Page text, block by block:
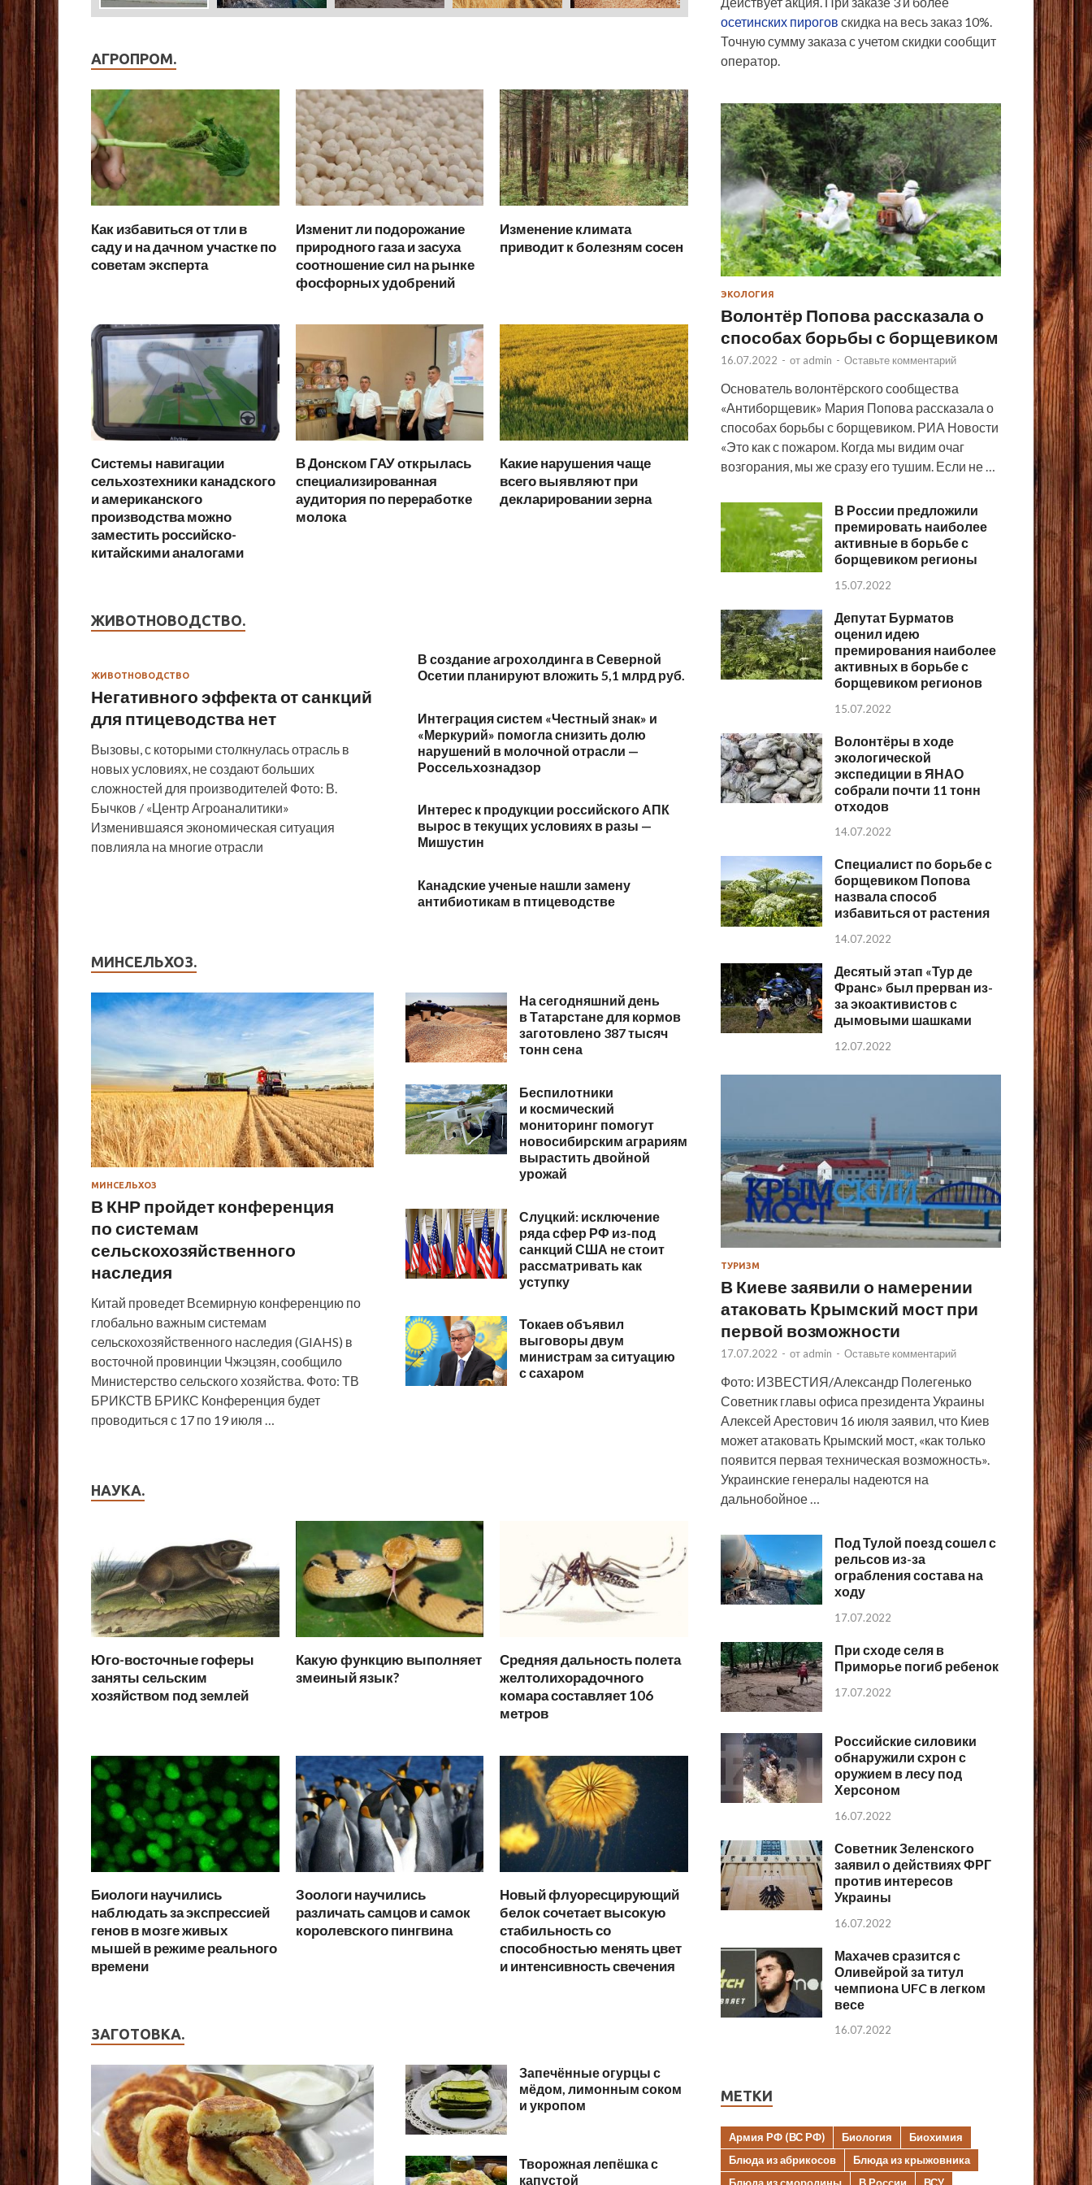
АГРОПРОМ.
Как избавиться от тли в
саду и на дачном участке по
советам эксперта
Изменит ли подорожание
природного газа и засуха
соотношение сил на рынке
фосфорных удобрений
Изменение климата
приводит к болезням сосен
Системы навигации
сельхозтехники канадского
и американского
производства можно
заместить российско-
китайскими аналогами
В Донском ГАУ открылась
специализированная
аудитория по переработке
молока
Какие нарушения чаще
всего выявляют при
декларировании зерна
ЖИВОТНОВОДСТВО.
ЖИВОТНОВОДСТВО
Негативного эффекта от санкций
для птицеводства нет
Вызовы, с которыми столкнулась отрасль в
новых условиях, не создают больших
сложностей для производителей Фото: В.
Бычков / «Центр Агроаналитики»
Изменившаяся экономическая ситуация
повлияла на многие отрасли
В создание агрохолдинга в Северной
Осетии планируют вложить 5,1 млрд руб.
Интеграция систем «Честный знак» и
«Меркурий» помогла снизить долю
нарушений в молочной отрасли —
Россельхознадзор
Интерес к продукции российского АПК
вырос в текущих условиях в разы —
Мишустин
Канадские ученые нашли замену
антибиотикам в птицеводстве
МИНСЕЛЬХОЗ.
МИНСЕЛЬХОЗ
В КНР пройдет конференция
по системам
сельскохозяйственного
наследия
Китай проведет Всемирную конференцию по
глобально важным системам
сельскохозяйственного наследия (GIAHS) в
восточной провинции Чжэцзян, сообщило
Министерство сельского хозяйства. Фото: ТВ
БРИКСТВ БРИКС Конференция будет
проводиться с 17 по 19 июля …
На сегодняшний день
в Татарстане для кормов
заготовлено 387 тысяч
тонн сена
Беспилотники
и космический
мониторинг помогут
новосибирским аграриям
вырастить двойной
урожай
Слуцкий: исключение
ряда сфер РФ из-под
санкций США не стоит
рассматривать как
уступку
Токаев объявил
выговоры двум
министрам за ситуацию
с сахаром
НАУКА.
Юго-восточные гоферы
заняты сельским
хозяйством под землей
Какую функцию выполняет
змеиный язык?
Средняя дальность полета
желтолихорадочного
комара составляет 106
метров
Биологи научились
наблюдать за экспрессией
генов в мозге живых
мышей в режиме реального
времени
Зоологи научились
различать самцов и самок
королевского пингвина
Новый флуоресцирующий
белок сочетает высокую
стабильность со
способностью менять цвет
и интенсивность свечения
ЗАГОТОВКА.
Запечённые огурцы с
мёдом, лимонным соком
и укропом
Творожная лепёшка с
капустой
осетинских пирогов скидка на весь заказ 10%.
Точную сумму заказа с учетом скидки сообщит
оператор.
ЭКОЛОГИЯ
Волонтёр Попова рассказала о
способах борьбы с борщевиком
16.07.2022 - от admin - Оставьте комментарий
Основатель волонтёрского сообщества
«Антиборщевик» Мария Попова рассказала о
способах борьбы с борщевиком. РИА Новости
«Это как с пожаром. Когда мы видим очаг
возгорания, мы же сразу его тушим. Если не …
В России предложили
премировать наиболее
активные в борьбе с
борщевиком регионы
15.07.2022
Депутат Бурматов
оценил идею
премирования наиболее
активных в борьбе с
борщевиком регионов
15.07.2022
Волонтёры в ходе
экологической
экспедиции в ЯНАО
собрали почти 11 тонн
отходов
14.07.2022
Специалист по борьбе с
борщевиком Попова
назвала способ
избавиться от растения
14.07.2022
Десятый этап «Тур де
Франс» был прерван из-
за экоактивистов с
дымовыми шашками
12.07.2022
ТУРИЗМ
В Киеве заявили о намерении
атаковать Крымский мост при
первой возможности
17.07.2022 - от admin - Оставьте комментарий
Фото: ИЗВЕСТИЯ/Александр Полегенько
Советник главы офиса президента Украины
Алексей Арестович 16 июля заявил, что Киев
может атаковать Крымский мост, «как только
появится первая техническая возможность».
Украинские генералы надеются на
дальнобойное …
Под Тулой поезд сошел с
рельсов из-за
ограбления состава на
ходу
17.07.2022
При сходе селя в
Приморье погиб ребенок
17.07.2022
Российские силовики
обнаружили схрон с
оружием в лесу под
Херсоном
16.07.2022
Советник Зеленского
заявил о действиях ФРГ
против интересов
Украины
16.07.2022
Махачев сразится с
Оливейрой за титул
чемпиона UFC в легком
весе
16.07.2022
МЕТКИ
Армия РФ (ВС РФ) Биология
Биохимия
Блюда из абрикосов
Блюда из крыжовника